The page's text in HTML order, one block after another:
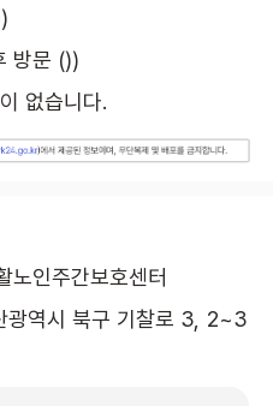
방문 ())
없습니다.
노인주간보호센터
역시 북구 기찰로 3, 2~3